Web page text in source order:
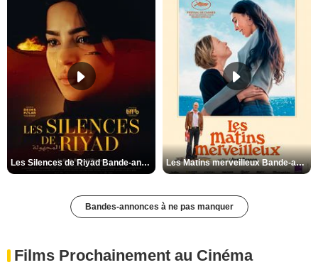
Les Silences de Riyad Bande-annonce VO STFR Les Matins merveilleux Bande-annonce VF
Bandes-annonces à ne pas manquer
Films Prochainement au Cinéma